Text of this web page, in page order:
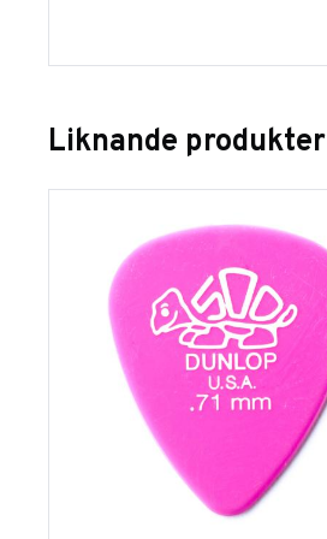
Liknande produkter